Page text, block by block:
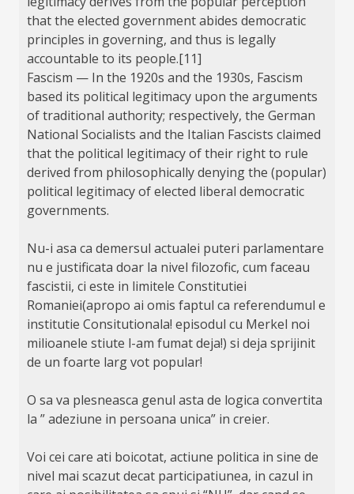
that the elected government abides democratic
principles in governing, and thus is legally
accountable to its people.[11]
Fascism — In the 1920s and the 1930s, Fascism
based its political legitimacy upon the arguments
of traditional authority; respectively, the German
National Socialists and the Italian Fascists claimed
that the political legitimacy of their right to rule
derived from philosophically denying the (popular)
political legitimacy of elected liberal democratic
governments.
Nu-i asa ca demersul actualei puteri parlamentare
nu e justificata doar la nivel filozofic, cum faceau
fascistii, ci este in limitele Constitutiei
Romaniei(apropo ai omis faptul ca referendumul e
institutie Consitutionala! episodul cu Merkel noi
milioanele stiute l-am fumat deja!) si deja sprijinit
de un foarte larg vot popular!
O sa va plesneasca genul asta de logica convertita
la ” adeziune in persoana unica” in creier.
Voi cei care ati boicotat, actiune politica in sine de
nivel mai scazut decat participatiunea, in cazul in